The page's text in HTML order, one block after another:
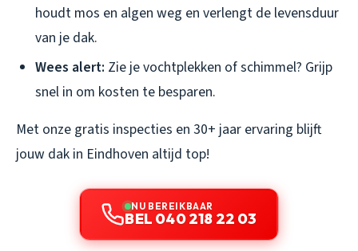
houdt mos en algen weg en verlengt de levensduur
van je dak.
Wees alert: Zie je vochtplekken of schimmel? Grijp
snel in om kosten te besparen.
Met onze gratis inspecties en 30+ jaar ervaring blijft
jouw dak in Eindhoven altijd top!
NU BEREIKBAAR
BEL 040 218 22 03